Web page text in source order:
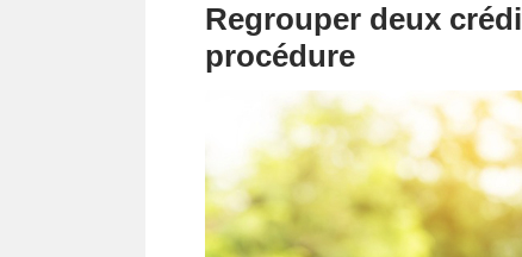
Regrouper deux
procédure